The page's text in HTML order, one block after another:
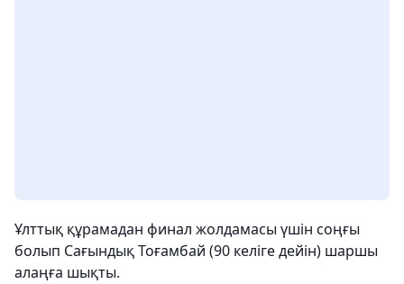
Ұлттық құрамадан финал жолдамасы үшін соңғы
болып Сағындық Тоғамбай (90 келіге дейін) шаршы
алаңға шықты.